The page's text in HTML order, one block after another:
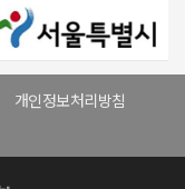
개인정보처리방침